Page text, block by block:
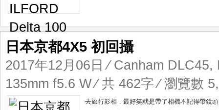
日本京都4X5 初回攝
2017年12月06日 ⁄ Canham DLC45,
135mm f5.6 W⁄ 共 462字 ⁄ 瀏覽數
去旅行影相，最好笑就是帶了相機不記得帶鏡